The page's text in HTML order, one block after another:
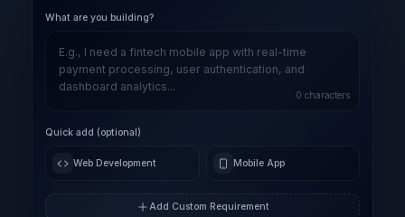
What are you building?
0 characters
Quick add (optional)
Web Development Mobile App
Add Custom Requirement